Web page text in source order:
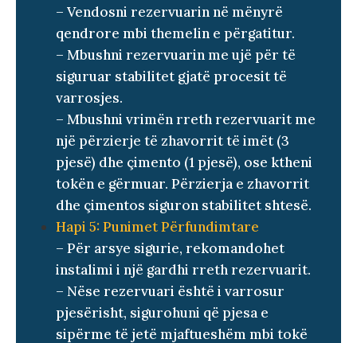
– Vendosni rezervuarin në mënyrë
qendrore mbi themelin e përgatitur.
– Mbushni rezervuarin me ujë për të
siguruar stabilitet gjatë procesit të
varrosjes.
– Mbushni vrimën rreth rezervuarit me
një përzierje të zhavorrit të imët (3
pjesë) dhe çimento (1 pjesë), ose ktheni
tokën e gërmuar. Përzierja e zhavorrit
dhe çimentos siguron stabilitet shtesë.
Hapi 5: Punimet Përfundimtare
– Për arsye sigurie, rekomandohet
instalimi i një gardhi rreth rezervuarit.
– Nëse rezervuari është i varrosur
pjesërisht, sigurohuni që pjesa e
sipërme të jetë mjaftueshëm mbi tokë